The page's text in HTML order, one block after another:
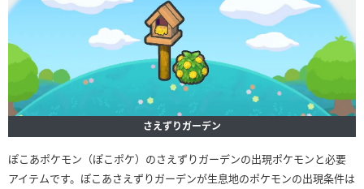
さえずりガーデン
ぽこあポケモン（ぽこポケ）のさえずりガーデンの出現ポケモンと必要
アイテムです。ぽこあさえずりガーデンが生息地のポケモンの出現条件は